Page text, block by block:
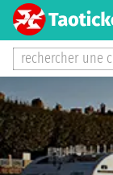
rechercher une